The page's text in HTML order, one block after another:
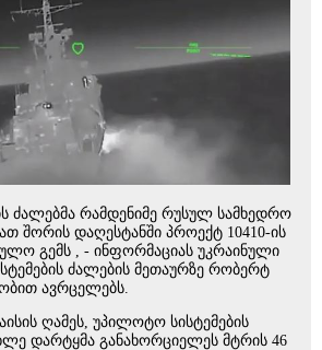
ძალებმა რამდენიმე რუსულ სამხედრო
შორის დაღესტანში პროექტ 10410-ის
გემს , - ინფორმაციას უკრაინული
ძალების მეთაურზე რობერტ
ავრცელებს.
ღამეს, უპილოტო სისტემების
დარტყმა განახორციელეს მტრის 46